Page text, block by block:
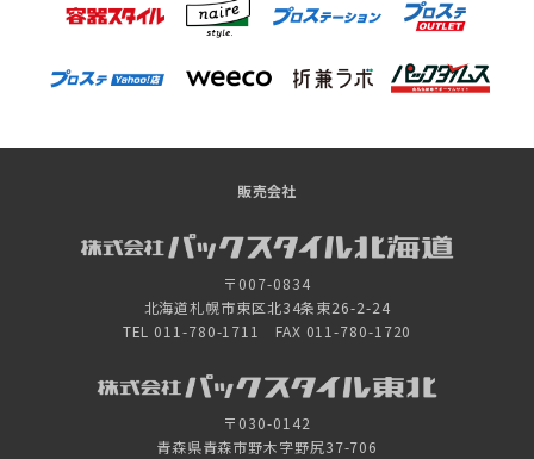
販売会社
〒007-0834
北海道札幌市東区北34条東26-2-24
TEL 011-780-1711 FAX 011-780-1720
〒030-0142
青森県青森市野木字野尻37-706